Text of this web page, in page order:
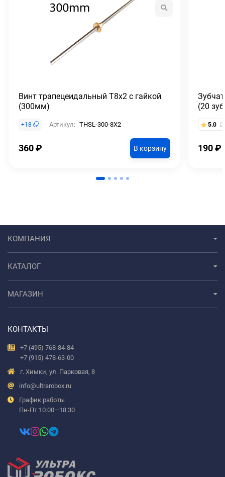
Винт трапецеидальный T8x2 с гайкой
(300мм)
+18 Артикул: THSL-300-8X2
360₽ В корзину
(20
5.0
190₽
КОМПАНИЯ
КАТАЛОГ
МАГАЗИН
КОНТАКТЫ
+7 (495) 768-84-84
+7 (915) 478-63-00
г. Химки, ул. Парковая, 8
info@ultrarobox.ru
График работы
Пн-Пт 10:00—18:30